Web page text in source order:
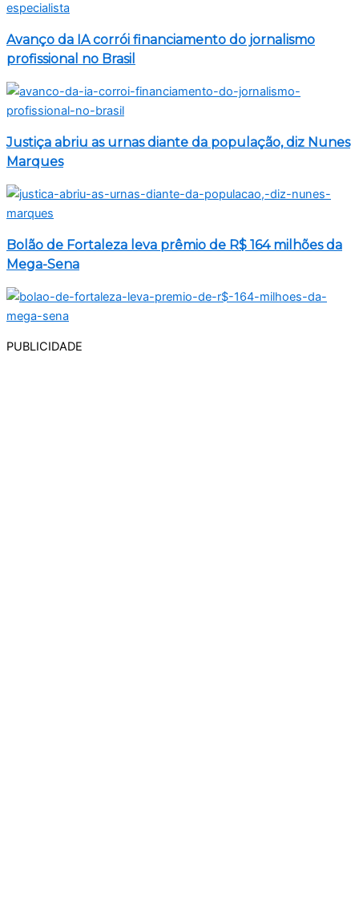
Avanço da IA corrói financiamento do jornalismo
profissional no Brasil
Justiça abriu as urnas diante da população, diz Nunes
Marques
Bolão de Fortaleza leva prêmio de R$ 164 milhões da
Mega-Sena
PUBLICIDADE